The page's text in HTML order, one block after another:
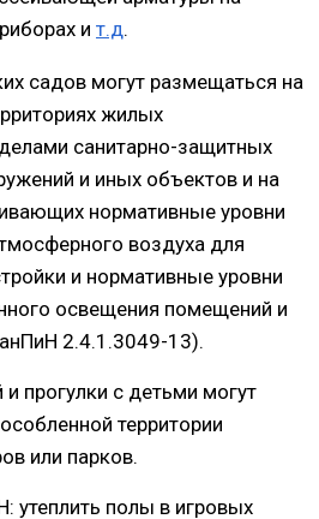
и т.д.
садов могут размещаться на
жилых
санитарно-защитных
и иных объектов и на
нормативные уровни
воздуха для
и нормативные уровни
освещения помещений и
2.4.1.3049-13).
и прогулки с детьми могут
территории
или парков.
утеплить полы в игровых